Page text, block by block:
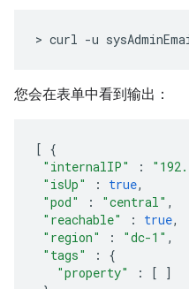
> curl -u
您会在表单中看到输出：
[ {
"internalIP"
:
"isUp"
: true,
"pod"
: "central" ,
"reachable"
: true,
"region"
: "dc-1" ,
"tags"
:
{
"property"
: [
]